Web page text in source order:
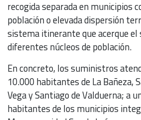
recogida separada en municipios
población o elevada dispersión
sistema itinerante que acerque el
diferentes núcleos de población.
En concreto, los suministros
10.000 habitantes de La Bañeza,
Vega y Santiago de Valduerna; a
habitantes de los municipios